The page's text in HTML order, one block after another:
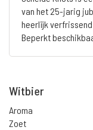
van het 25-jarig
heerlijk
Beperkt
Witbier
Aroma
Zoet